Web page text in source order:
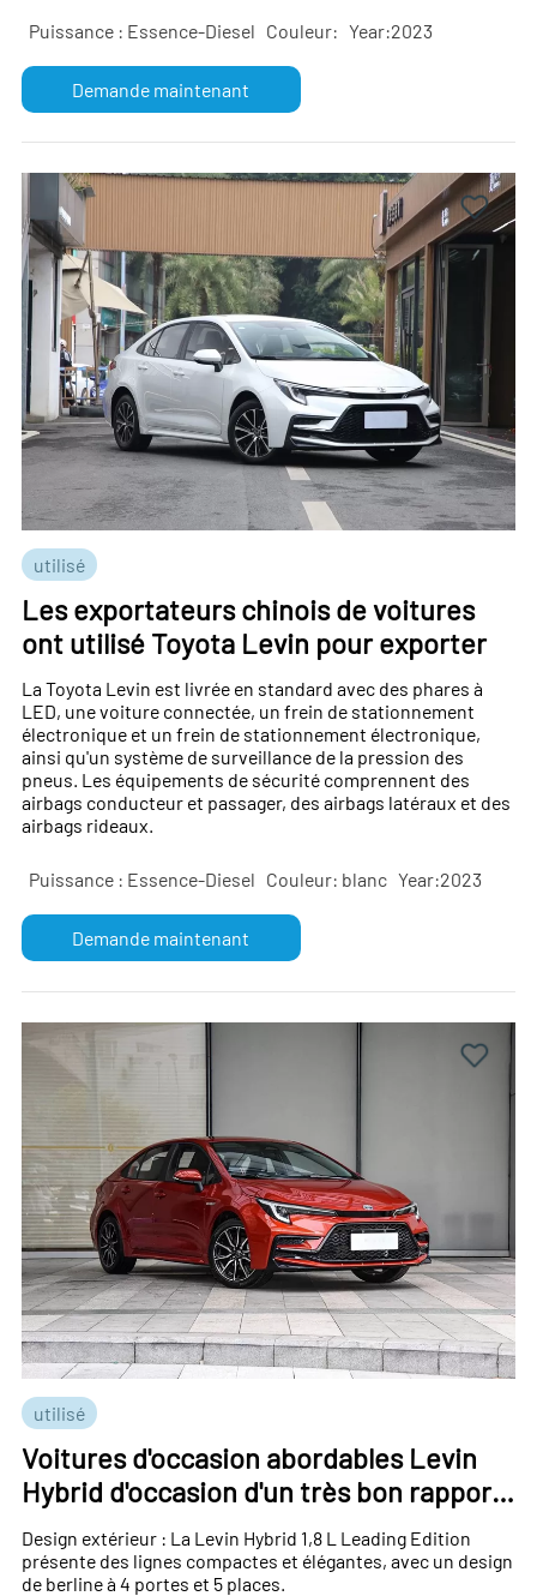
Puissance : Essence-Diesel Couleur: Year:2023
Demande maintenant
utilisé
Les exportateurs chinois de voitures
ont utilisé Toyota Levin pour exporter
La Toyota Levin est livrée en standard avec des phares à
LED, une voiture connectée, un frein de stationnement
électronique et un frein de stationnement électronique,
ainsi qu'un système de surveillance de la pression des
pneus. Les équipements de sécurité comprennent des
airbags conducteur et passager, des airbags latéraux et des
airbags rideaux.
Puissance : Essence-Diesel Couleur: blanc Year:2023
Demande maintenant
utilisé
Voitures d'occasion abordables Levin
Hybrid d'occasion d'un très bon rapport
qualité-prix en Chine
Design extérieur : La Levin Hybrid 1,8 L Leading Edition
présente des lignes compactes et élégantes, avec un design
de berline à 4 portes et 5 places.